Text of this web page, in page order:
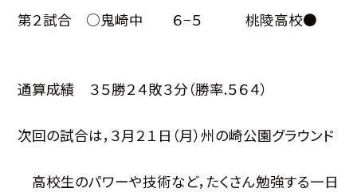
第２試合 ○鬼崎中 ６−５ 桃陵高校●
通算成績 ３５勝２４敗３分（勝率.５６４）
次回の試合は，３月２１日（月）州の崎公園グラウンド
高校生のパワーや技術など，たくさん勉強する一日